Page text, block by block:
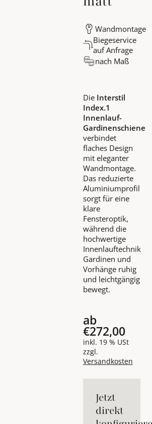
Wandmontage
Biegeservice
auf Anfrage
nach Maß
Die Interstil
Index.1
Innenlauf-
Gardinenschiene
verbindet
flaches Design
mit eleganter
Wandmontage.
Das reduzierte
Aluminiumprofil
sorgt für eine
klare
Fensteroptik,
während die
hochwertige
Innenlauftechnik
Gardinen und
Vorhänge ruhig
und leichtgängig
bewegt.
ab
€272,00
inkl. 19 % USt
zzgl.
Versandkosten
Jetzt
direkt